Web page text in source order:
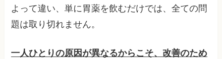
よって違い、単に胃薬を飲むだけでは、全ての問
題は取り切れません。
一人ひとりの原因が異なるからこそ、改善のため